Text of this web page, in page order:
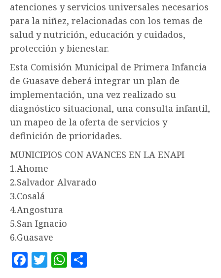
atenciones y servicios universales necesarios
para la niñez, relacionadas con los temas de
salud y nutrición, educación y cuidados,
protección y bienestar.
Esta Comisión Municipal de Primera Infancia
de Guasave deberá integrar un plan de
implementación, una vez realizado su
diagnóstico situacional, una consulta infantil,
un mapeo de la oferta de servicios y
definición de prioridades.
MUNICIPIOS CON AVANCES EN LA ENAPI
1.Ahome
2.Salvador Alvarado
3.Cosalá
4.Angostura
5.San Ignacio
6.Guasave
Facebook
TwitterWhatsApp